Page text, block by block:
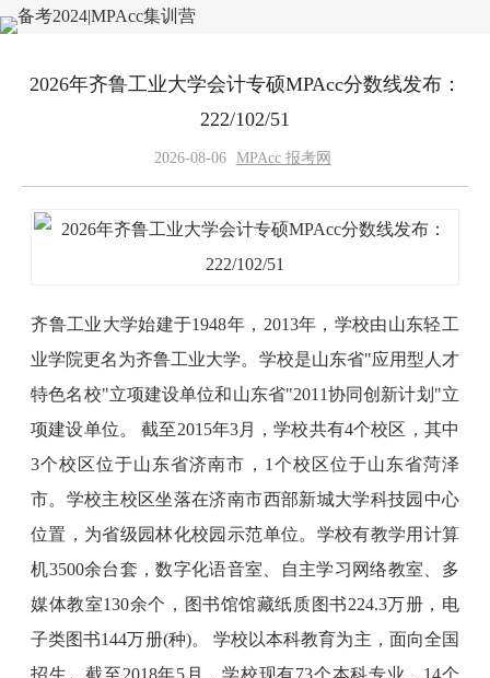
2026年齐鲁工业大学会计专硕MPAcc分数线发布：
222/102/51
2026-08-06 MPAcc 报考网
齐鲁工业大学始建于1948年，2013年，学校由山东轻工
业学院更名为齐鲁工业大学。学校是山东省"应用型人才
特色名校"立项建设单位和山东省"2011协同创新计划"立
项建设单位。 截至2015年3月，学校共有4个校区，其中
3个校区位于山东省济南市，1个校区位于山东省菏泽
市。学校主校区坐落在济南市西部新城大学科技园中心
位置，为省级园林化校园示范单位。学校有教学用计算
机3500余台套，数字化语音室、自主学习网络教室、多
媒体教室130余个，图书馆馆藏纸质图书224.3万册，电
子类图书144万册(种)。 学校以本科教育为主，面向全国
招生。截至2018年5月，学校现有73个本科专业，14个